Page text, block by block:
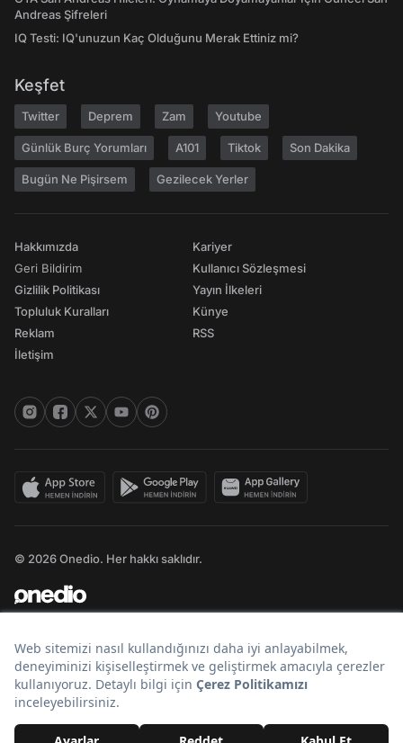
Andreas Şifreleri
IQ Testi: IQ'unuzun Kaç Olduğunu Merak Ettiniz mi?
Keşfet
Twitter Deprem Zam Youtube
Günlük Burç Yorumları A101 Tiktok Son Dakika
Bugün Ne Pişirsem Gezilecek Yerler
Hakkımızda
Geri Bildirim
Gizlilik Politikası
Topluluk Kuralları
Reklam
İletişim
Kariyer
Kullanıcı Sözleşmesi
Yayın İlkeleri
Künye
RSS
© 2026 Onedio. Her hakkı saklıdır.
Bir markasıdır.